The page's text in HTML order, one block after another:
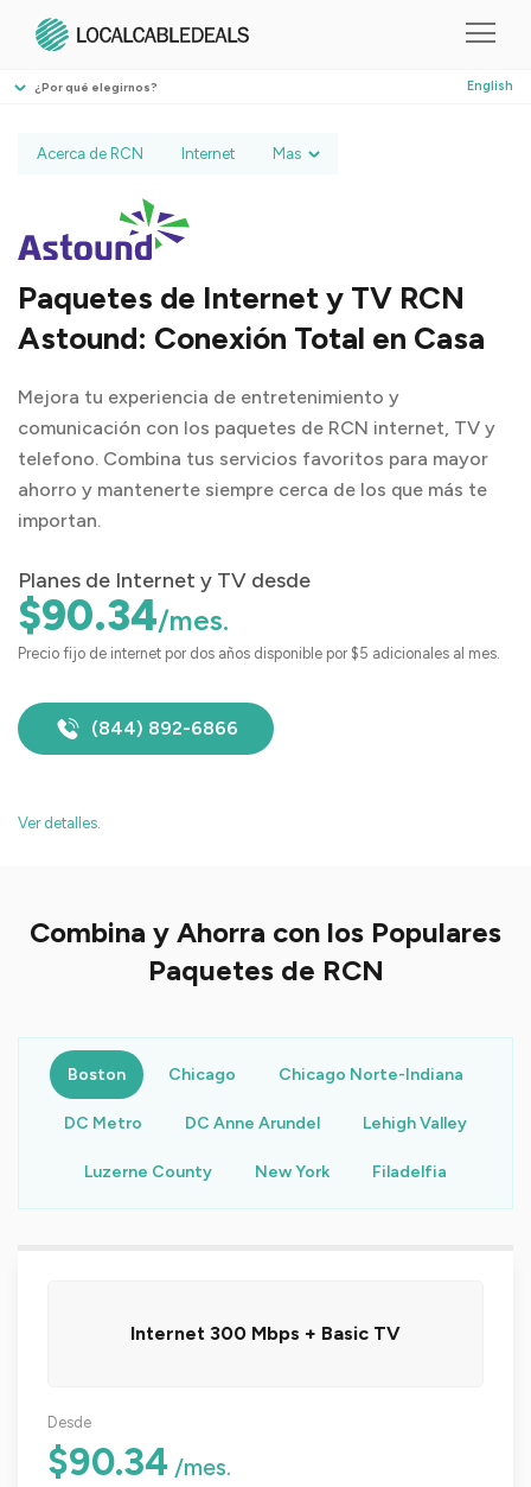
¿Por qué elegirnos? English
Acerca de RCN Internet Mas
Paquetes de Internet y TV RCN
Astound: Conexión Total en Casa
Mejora tu experiencia de entretenimiento y
comunicación con los paquetes de RCN internet, TV y
telefono. Combina tus servicios favoritos para mayor
ahorro y mantenerte siempre cerca de los que más te
importan.
Planes de Internet y TV desde
$90.34/mes.
Precio fijo de internet por dos años disponible por $5 adicionales al mes.
(844) 892-6866
Ver detalles.
Combina y Ahorra con los Populares
Paquetes de RCN
Boston Chicago Chicago Norte-Indiana
DC Metro DC Anne Arundel Lehigh Valley
Luzerne County New York Filadelfia
Internet 300 Mbps + Basic TV
Desde
$90.34 /mes.